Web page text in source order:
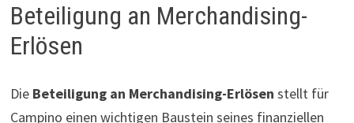
Beteiligung an Merchandising-
Erlösen
Die Beteiligung an Merchandising-Erlösen stellt für
Campino einen wichtigen Baustein seines finanziellen